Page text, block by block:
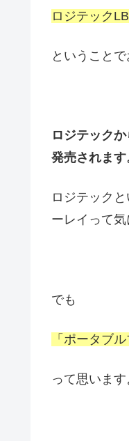
ロジテック
ということで
ロジテック
発売されます
ロジテック
ーレイって気
でも
「ポータブ
って思います